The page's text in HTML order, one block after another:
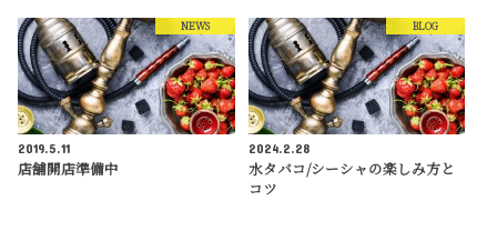
NEWS
2019.5.11
店舗開店準備中
BLOG
2024.2.28
水タバコ/シーシャの楽しみ方と
コツ